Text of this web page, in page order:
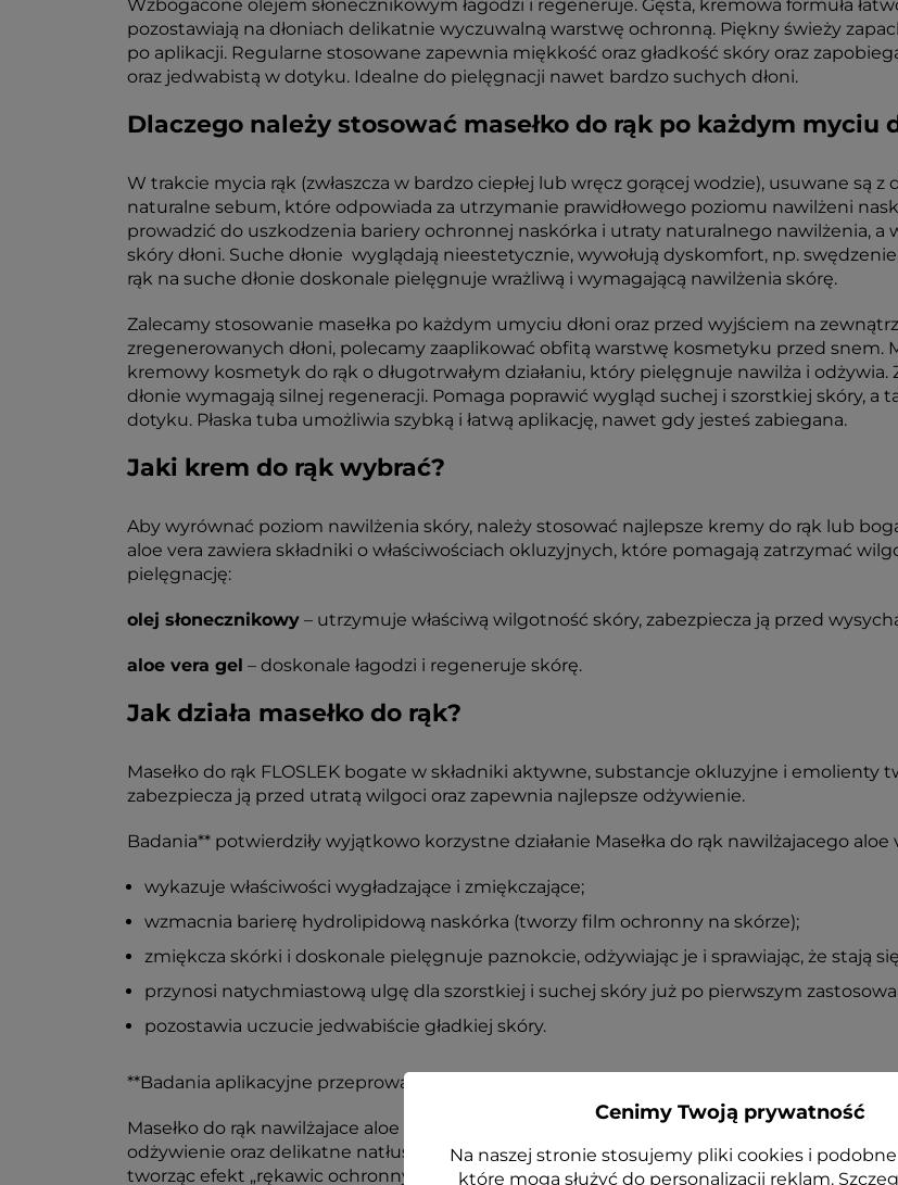
Wzbogacone olejem słonecznikowym łagodzi i regeneruje. Gęsta, kremowa formuła
pozostawiają na dłoniach delikatnie wyczuwalną warstwę ochronną. Piękny świeży
po aplikacji. Regularne stosowane zapewnia miękkość oraz gładkość skóry oraz
oraz jedwabistą w dotyku. Idealne do pielęgnacji nawet bardzo suchych dłoni.
Dlaczego należy stosować masełko do rąk po każdym myciu
W trakcie mycia rąk (zwłaszcza w bardzo ciepłej lub wręcz gorącej wodzie), usuwane są
naturalne sebum, które odpowiada za utrzymanie prawidłowego poziomu nawilżeni
prowadzić do uszkodzenia bariery ochronnej naskórka i utraty naturalnego nawilżenia,
skóry dłoni. Suche dłonie wyglądają nieestetycznie, wywołują dyskomfort, np.
rąk na suche dłonie doskonale pielęgnuje wrażliwą i wymagającą nawilżenia skórę.
Zalecamy stosowanie masełka po każdym umyciu dłoni oraz przed wyjściem na
zregenerowanych dłoni, polecamy zaaplikować obfitą warstwę kosmetyku przed snem.
kremowy kosmetyk do rąk o długotrwałym działaniu, który pielęgnuje nawilża i
dłonie wymagają silnej regeneracji. Pomaga poprawić wygląd suchej i szorstkiej skóry, a
dotyku. Płaska tuba umożliwia szybką i łatwą aplikację, nawet gdy jesteś zabiegana.
Jaki krem do rąk wybrać?
Aby wyrównać poziom nawilżenia skóry, należy stosować najlepsze kremy do rąk lub
aloe vera zawiera składniki o właściwościach okluzyjnych, które pomagają zatrzymać
pielęgnację:
olej słonecznikowy – utrzymuje właściwą wilgotność skóry, zabezpiecza ją przed
aloe vera gel – doskonale łagodzi i regeneruje skórę.
Jak działa masełko do rąk?
Masełko do rąk FLOSLEK bogate w składniki aktywne, substancje okluzyjne i emolienty
zabezpiecza ją przed utratą wilgoci oraz zapewnia najlepsze odżywienie.
Badania** potwierdziły wyjątkowo korzystne działanie Masełka do rąk nawilżajacego aloe
wykazuje właściwości wygładzające i zmiękczające;
wzmacnia barierę hydrolipidową naskórka (tworzy film ochronny na skórze);
zmiękcza skórki i doskonale pielęgnuje paznokcie, odżywiając je i sprawiając, że stają
przynosi natychmiastową ulgę dla szorstkiej i suchej skóry już po pierwszym
pozostawia uczucie jedwabiście gładkiej skóry.
**Badania aplikacyjne przeprowadzone na 15 osobach.
Masełko do rąk nawilżajace aloe vera doskonale pielęgnuje nawet bardzo suchą skórę.
odżywienie oraz delikatne natłuszczenie skóry. Zawartość żelu z aloesu oraz oleju
tworząc efekt „rękawic ochronnych”, który utrzymuje się na dłoniach długo po aplikacji.
Cenimy Twoją prywatność
Na naszej stronie stosujemy pliki cookies i
które mogą służyć do personalizacji reklam.